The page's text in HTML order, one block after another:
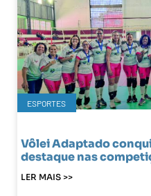
ESPORTES
Vôlei Adaptado
destaque nas
LER MAIS >>